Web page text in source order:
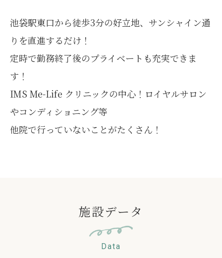
池袋駅東口から徒歩3分の好立地、サンシャイン通
りを直進するだけ！
定時で勤務終了後のプライベートも充実できま
す！
IMS Me-Life クリニックの中心！ロイヤルサロン
やコンディショニング等
他院で行っていないことがたくさん！
施設データ
Data